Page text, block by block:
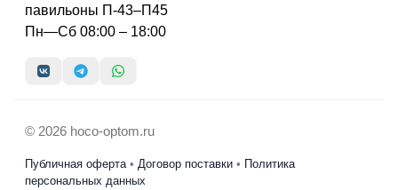
павильоны П-43–П45
Пн—Сб 08:00 – 18:00
© 2026 hoco-optom.ru
Публичная оферта• Договор поставки • Политика
персональных данных